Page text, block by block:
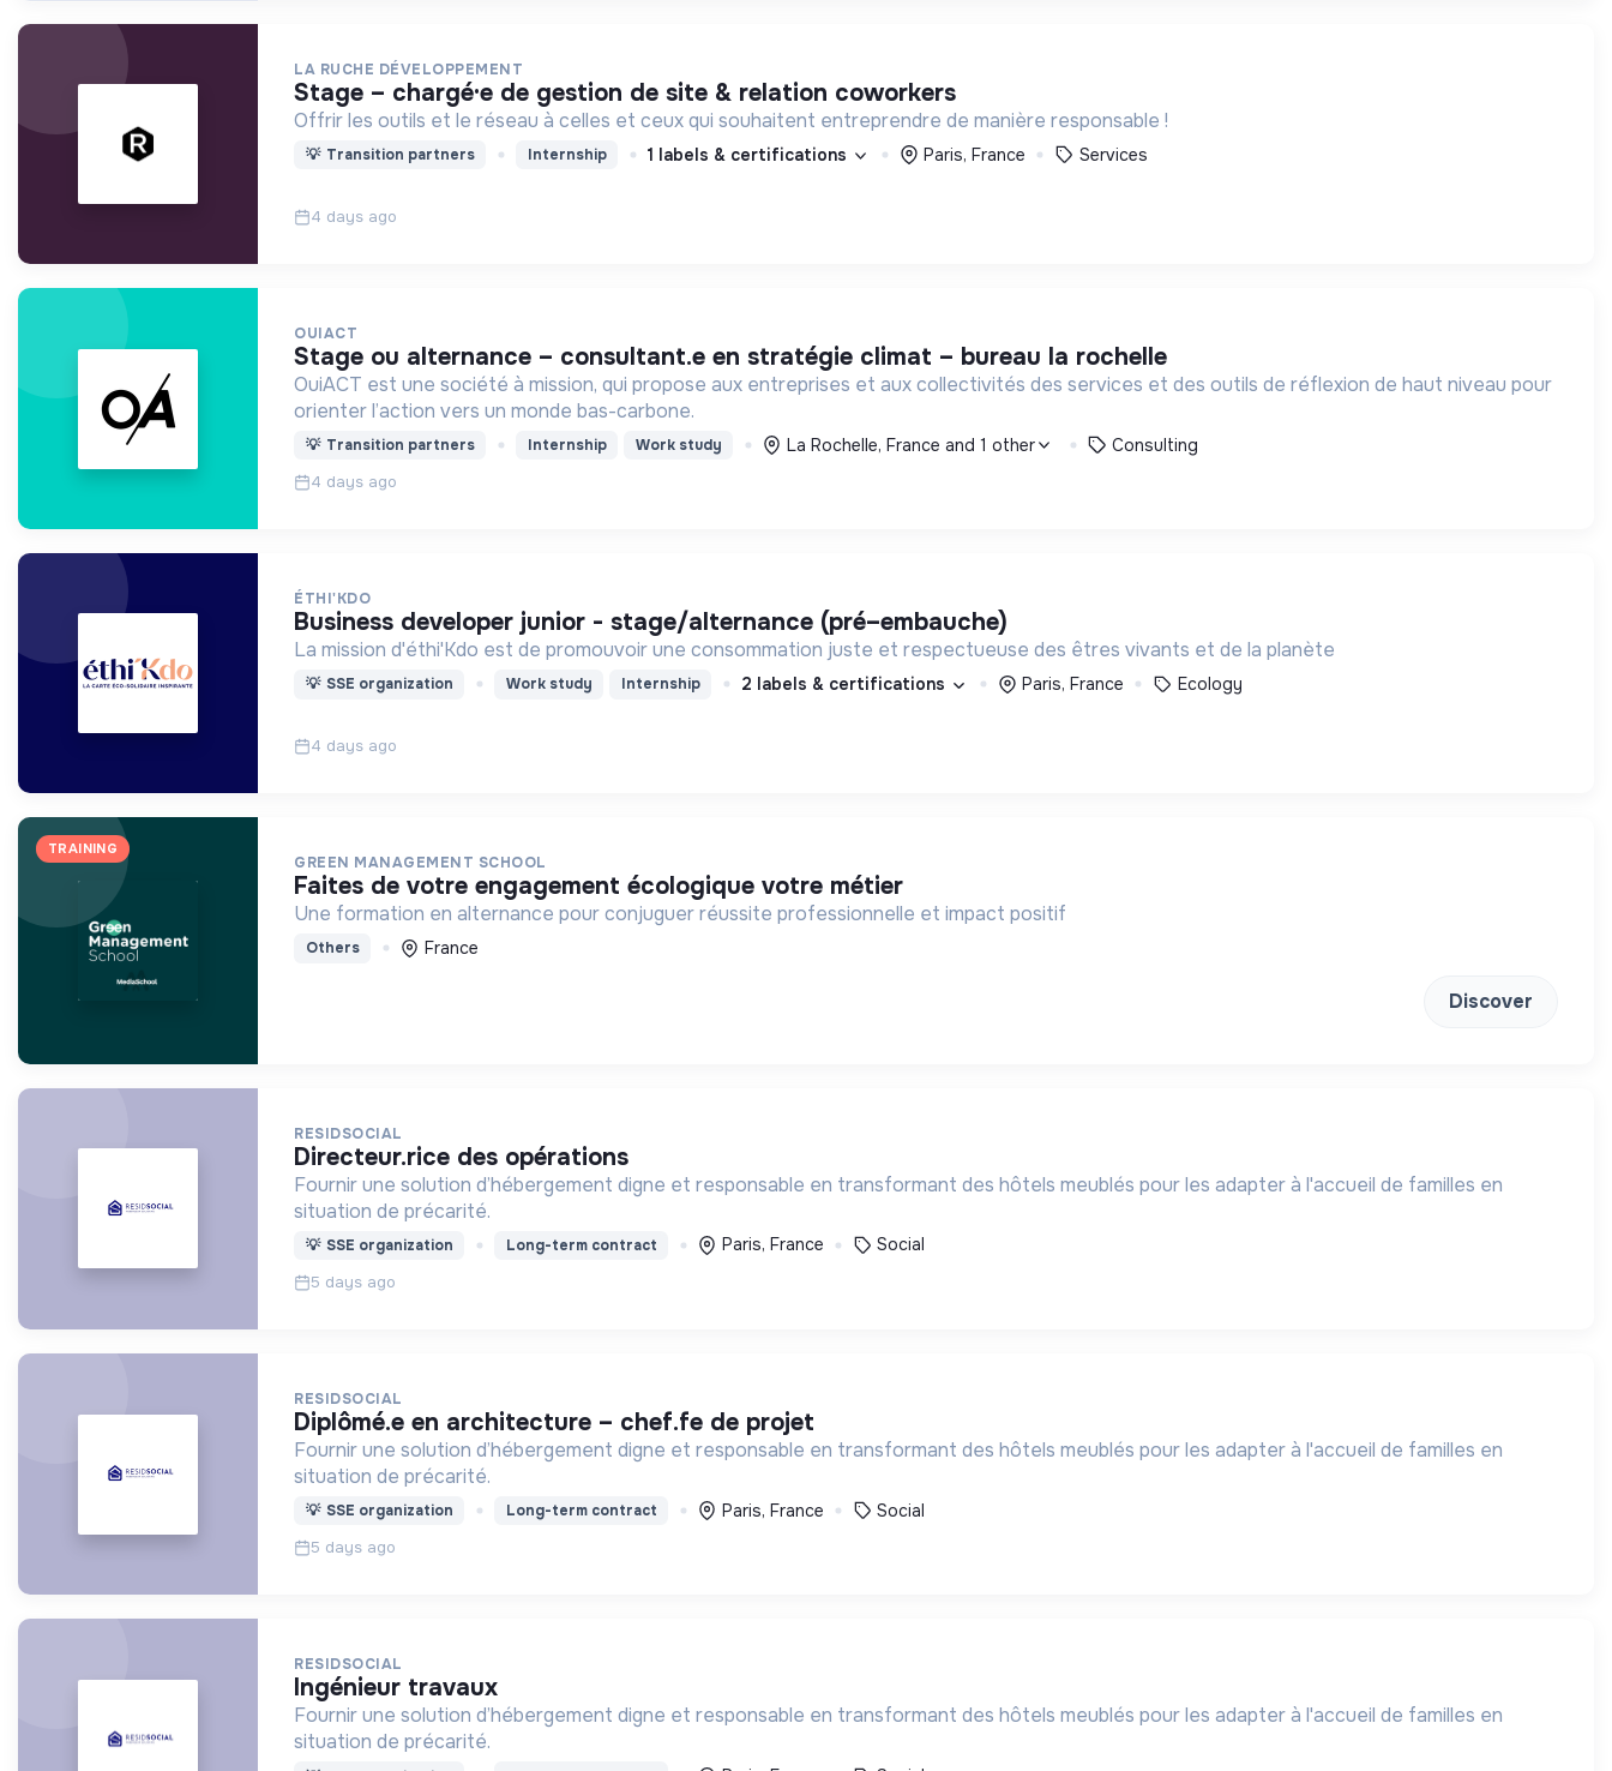
LA RUCHE DÉVELOPPEMENT
stage – chargé·e de gestion de site & relation coworkers
Offrir les outils et le réseau à celles et ceux qui souhaitent entreprendre de manière responsable !
💡 Transition partners Internship 1 labels & certifications Paris, France Services
4 days ago
OUIACT
stage ou alternance – consultant.e en stratégie climat – bureau la rochelle
OuiACT est une société à mission, qui propose aux entreprises et aux collectivités des services et des outils de réflexion de haut niveau pour
orienter l’action vers un monde bas-carbone.
💡 Transition partners Internship Work study La Rochelle, France and 1 other Consulting
4 days ago
ÉTHI'KDO
business developer junior - stage/alternance (pré–embauche)
La mission d'éthi'Kdo est de promouvoir une consommation juste et respectueuse des êtres vivants et de la planète
💡 SSE organization Work study Internship 2 labels & certifications Paris, France Ecology
4 days ago
TRAINING
GREEN MANAGEMENT SCHOOL
faites de votre engagement écologique votre métier
Une formation en alternance pour conjuguer réussite professionnelle et impact positif
Others France
Discover
RESIDSOCIAL
directeur.rice des opérations
Fournir une solution d’hébergement digne et responsable en transformant des hôtels meublés pour les adapter à l'accueil de familles en
situation de précarité.
💡 SSE organization Long-term contract Paris, France Social
5 days ago
RESIDSOCIAL
diplômé.e en architecture – chef.fe de projet
Fournir une solution d’hébergement digne et responsable en transformant des hôtels meublés pour les adapter à l'accueil de familles en
situation de précarité.
💡 SSE organization Long-term contract Paris, France Social
5 days ago
RESIDSOCIAL
ingénieur travaux
Fournir une solution d’hébergement digne et responsable en transformant des hôtels meublés pour les adapter à l'accueil de familles en
situation de précarité.